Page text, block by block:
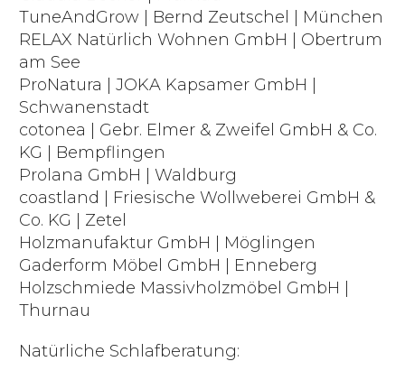
TuneAndGrow | Bernd Zeutschel | München
RELAX Natürlich Wohnen GmbH | Obertrum
am See
ProNatura | JOKA Kapsamer GmbH |
Schwanenstadt
cotonea | Gebr. Elmer & Zweifel GmbH & Co.
KG | Bempflingen
Prolana GmbH | Waldburg
coastland | Friesische Wollweberei GmbH &
Co. KG | Zetel
Holzmanufaktur GmbH | Möglingen
Gaderform Möbel GmbH | Enneberg
Holzschmiede Massivholzmöbel GmbH |
Thurnau
Natürliche Schlafberatung: